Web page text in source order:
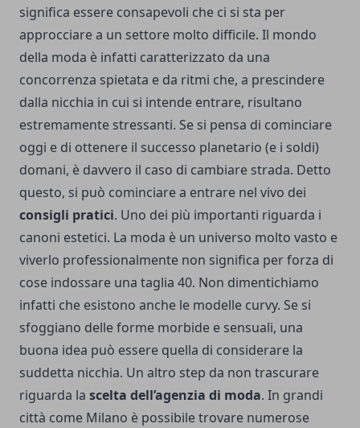
significa essere consapevoli che ci si sta per
approcciare a un settore molto difficile. Il mondo
della moda è infatti caratterizzato da una
concorrenza spietata e da ritmi che, a prescindere
dalla nicchia in cui si intende entrare, risultano
estremamente stressanti. Se si pensa di cominciare
oggi e di ottenere il successo planetario (e i soldi)
domani, è davvero il caso di cambiare strada. Detto
questo, si può cominciare a entrare nel vivo dei
consigli pratici. Uno dei più importanti riguarda i
canoni estetici. La moda è un universo molto vasto e
viverlo professionalmente non significa per forza di
cose indossare una taglia 40. Non dimentichiamo
infatti che esistono anche le modelle curvy. Se si
sfoggiano delle forme morbide e sensuali, una
buona idea può essere quella di considerare la
suddetta nicchia. Un altro step da non trascurare
riguarda la scelta dell’agenzia di moda. In grandi
città come Milano è possibile trovare numerose